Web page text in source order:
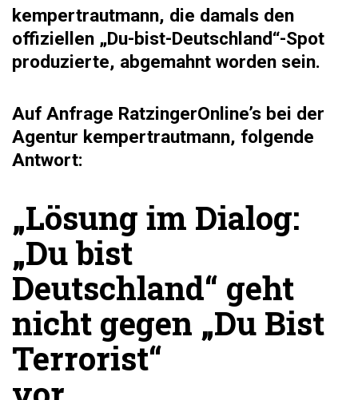
kempertrautmann, die damals den
offiziellen „Du-bist-Deutschland“-Spot
produzierte, abgemahnt worden sein.
Auf Anfrage RatzingerOnline’s bei der
Agentur kempertrautmann, folgende
Antwort:
„Lösung im Dialog:
„Du bist
Deutschland“ geht
nicht gegen „Du Bist
Terrorist“